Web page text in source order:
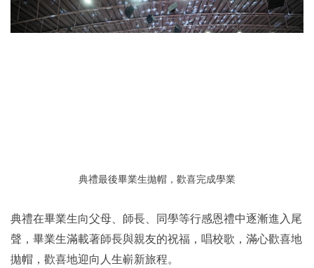
典禮最後畢業生拋帽，歡喜完成學業
典禮在畢業生向父母、師長、同學等行感恩禮中逐漸進入尾
聲，畢業生滿載著師長與親友的祝福，唱校歌，滿心歡喜地
拋帽，歡喜地迎向人生嶄新旅程。